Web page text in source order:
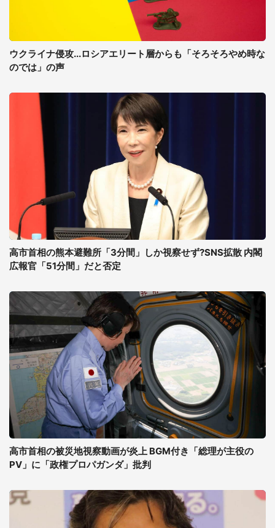
ウクライナ侵攻...ロシアエリート層からも「そろそろやめ時な
のでは」の声
高市首相の熊本避難所「3分間」しか視察せず?SNS拡散 内閣
広報官「51分間」だと否定
高市首相の被災地視察動画が炎上 BGM付き「総理が主役の
PV」に「政権プロパガンダ」批判